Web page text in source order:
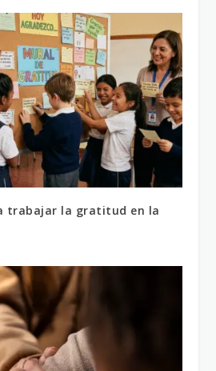
trabajar la gratitud en la